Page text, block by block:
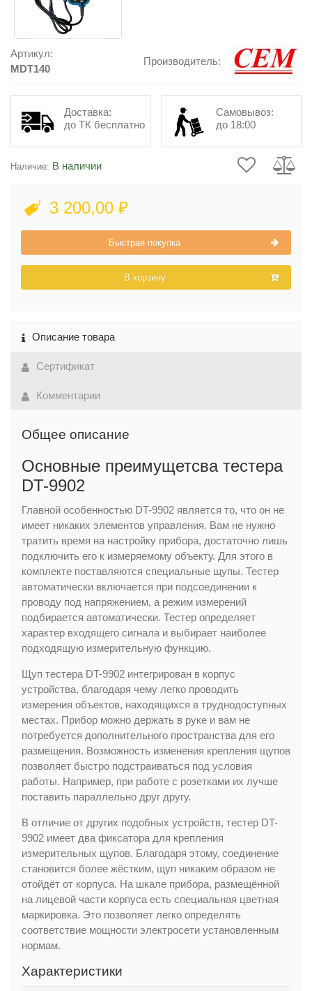
Артикул:
MDT140
Производитель:
Доставка:
до ТК бесплатно
Самовывоз:
до 18:00
Наличие: В наличии
3 200,00 ₽
Быстрая покупка
В корзину
Описание товара
Сертификат
Комментарии
Общее описание
Основные преимущетсва тестера
DT-9902
Главной особенностью DT-9902 является то, что он не
имеет никаких элементов управления. Вам не нужно
тратить время на настройку прибора, достаточно лишь
подключить его к измеряемому объекту. Для этого в
комплекте поставляются специальные щупы. Тестер
автоматически включается при подсоединении к
проводу под напряжением, а режим измерений
подбирается автоматически. Тестер определяет
характер входящего сигнала и выбирает наиболее
подходящую измерительную функцию.
Щуп тестера DT-9902 интегрирован в корпус
устройства, благодаря чему легко проводить
измерения объектов, находящихся в труднодоступных
местах. Прибор можно держать в руке и вам не
потребуется дополнительного пространства для его
размещения. Возможность изменения крепления щупов
позволяет быстро подстраиваться под условия
работы. Например, при работе с розетками их лучше
поставить параллельно друг другу.
В отличие от других подобных устройств, тестер DT-
9902 имеет два фиксатора для крепления
измерительных щупов. Благодаря этому, соединение
становится более жёстким, щуп никаким образом не
отойдёт от корпуса. На шкале прибора, размещённой
на лицевой части корпуса есть специальная цветная
маркировка. Это позволяет легко определять
соответствие мощности электросети установленным
нормам.
Характеристики